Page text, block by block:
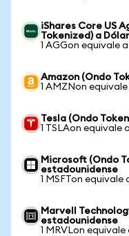
iShares Core US
Tokenized) a
1 AGGon equivale a
Amazon (Ondo
1 AMZNon
Tesla (Ondo
1 TSLAon equivale a
Microsoft (Ondo
estadounidense
1 MSFTon equivale
Marvell
estadounidense
1 MRVLon equivale